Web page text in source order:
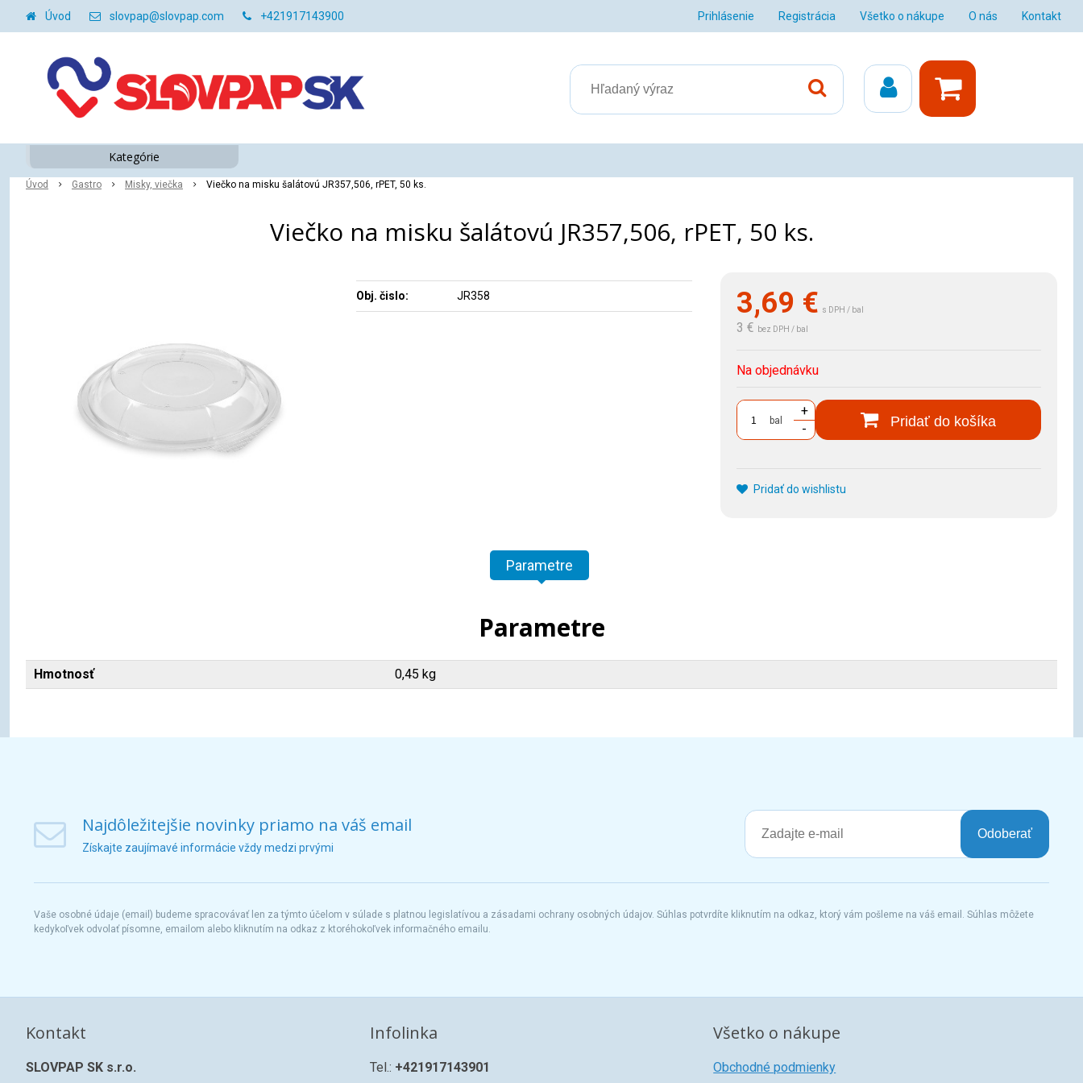
Úvod slovpap@slovpap.com +421917143900 Prihlásenie Registrácia Všetko o nákupe O nás Kontakt
Úvod Gastro Misky, viečka Viečko na misku šalátovú JR357,506, rPET, 50 ks.
Viečko na misku šalátovú JR357,506, rPET, 50 ks.
3,69 € s DPH / bal
3 € bez DPH / bal
Na objednávku
bal
+
-
Pridať do košíka
Pridať do wishlistu
Obj. čislo: JR358
Parametre
Parametre
Hmotnosť 0,45 kg
Kategórie
Najdôležitejšie novinky priamo na váš email
Získajte zaujímavé informácie vždy medzi prvými
Odoberať
Vaše osobné údaje (email) budeme spracovávať len za týmto účelom v súlade s platnou legislatívou a zásadami ochrany osobných údajov. Súhlas potvrdíte kliknutím na odkaz, ktorý vám pošleme na váš email. Súhlas môžete
kedykoľvek odvolať písomne, emailom alebo kliknutím na odkaz z ktoréhokoľvek informačného emailu.
Kontakt
SLOVPAP SK s.r.o.
Infolinka
Tel.: +421917143901
Všetko o nákupe
Obchodné podmienky